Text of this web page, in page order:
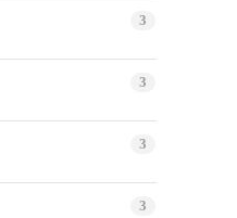
3
3
3
3